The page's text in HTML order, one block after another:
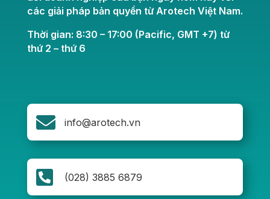
các giải pháp bản quyền từ Arotech Việt Nam.
Thời gian: 8:30 – 17:00 (Pacific, GMT +7) từ
thứ 2 – thứ 6
 info@arotech.vn
 (028) 3885 6879